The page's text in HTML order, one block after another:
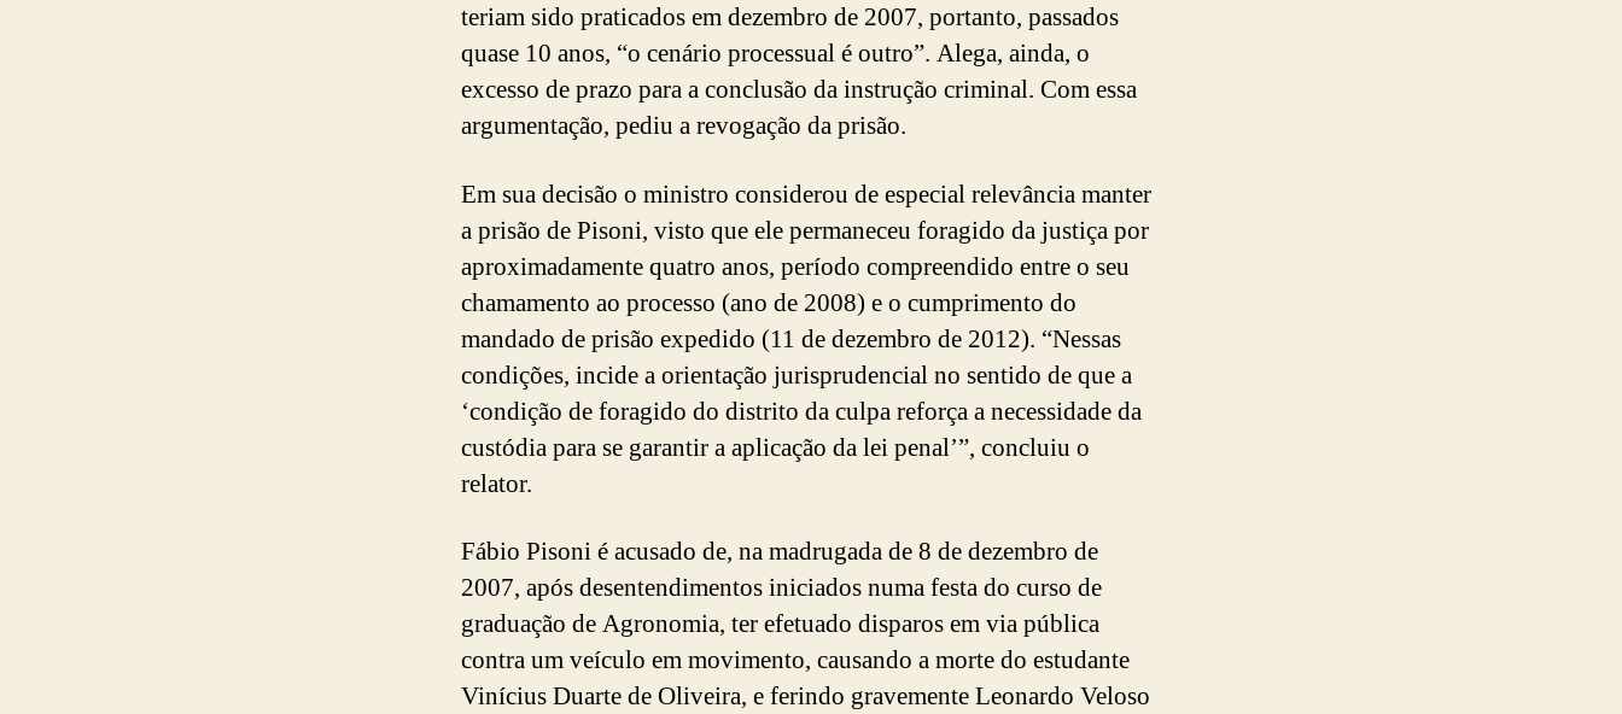
teriam sido praticados em dezembro de 2007, portanto, passados
quase 10 anos, “o cenário processual é outro”. Alega, ainda, o
excesso de prazo para a conclusão da instrução criminal. Com essa
argumentação, pediu a revogação da prisão.
Em sua decisão o ministro considerou de especial relevância manter
a prisão de Pisoni, visto que ele permaneceu foragido da justiça por
aproximadamente quatro anos, período compreendido entre o seu
chamamento ao processo (ano de 2008) e o cumprimento do
mandado de prisão expedido (11 de dezembro de 2012). “Nessas
condições, incide a orientação jurisprudencial no sentido de que a
‘condição de foragido do distrito da culpa reforça a necessidade da
custódia para se garantir a aplicação da lei penal’”, concluiu o
relator.
Fábio Pisoni é acusado de, na madrugada de 8 de dezembro de
2007, após desentendimentos iniciados numa festa do curso de
graduação de Agronomia, ter efetuado disparos em via pública
contra um veículo em movimento, causando a morte do estudante
Vinícius Duarte de Oliveira, e ferindo gravemente Leonardo Veloso